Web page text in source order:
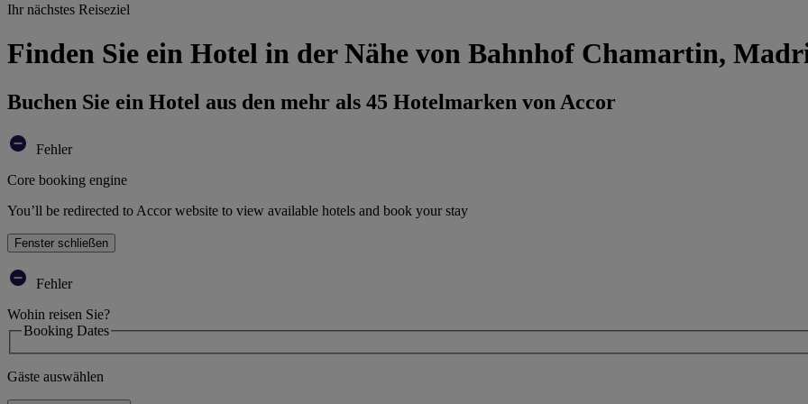
Ihr nächstes Reiseziel
Finden Sie ein Hotel in der Nähe von Bahnhof Chamartin,
Buchen Sie ein Hotel aus den mehr als 45 Hotelmarken von Accor
Fehler
Core booking engine
You’ll be redirected to Accor website to view available hotels and book your stay
Fenster schließen
Fehler
Wohin reisen Sie?
Booking Dates
Gäste auswählen